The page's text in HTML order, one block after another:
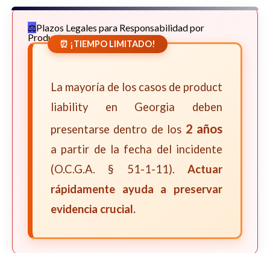
Plazos Legales para Responsabilidad por
Productos
⏰ ¡TIEMPO LIMITADO!
La mayoría de los casos de product
liability en Georgia deben
presentarse dentro de los 2 años
a partir de la fecha del incidente
(O.C.G.A. § 51-1-11). Actuar
rápidamente ayuda a preservar
evidencia crucial.